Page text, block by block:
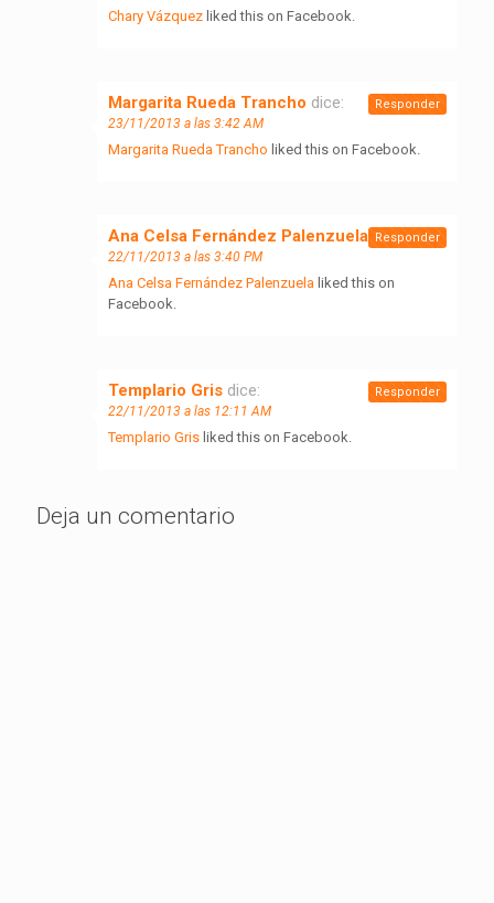
Chary Vázquez liked this on Facebook.
Margarita Rueda Trancho dice:
23/11/2013 a las 3:42 AM
Margarita Rueda Trancho liked this on Facebook.
Responder
Ana Celsa Fernández Palenzuela dice:
22/11/2013 a las 3:40 PM
Ana Celsa Fernández Palenzuela liked this on
Facebook.
Responder
Templario Gris dice:
22/11/2013 a las 12:11 AM
Templario Gris liked this on Facebook.
Responder
Deja un comentario